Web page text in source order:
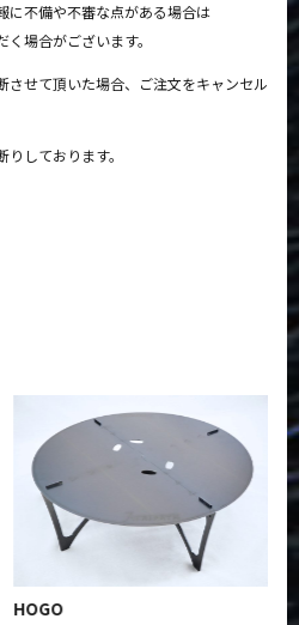
に不備や不審な点がある場合は
場合がございます。
させて頂いた場合、ご注文をキャンセル
しております。
HOGO